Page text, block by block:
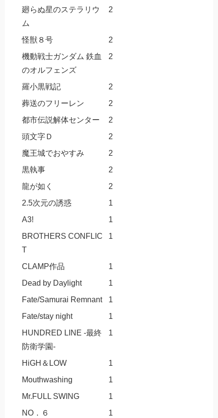
廻らぬ星のステラリウ
ム
2
怪獣８号
2
機動戦士ガンダム 鉄血
のオルフェンズ
2
羅小黒戦記
2
葬送のフリーレン
2
都市伝説解体センター
2
頭文字Ｄ
2
魔王城でおやすみ
2
黒執事
2
龍が如く
2
2.5次元の誘惑
1
A3!
1
BROTHERS CONFLIC
T
1
CLAMP作品
1
Dead by Daylight
1
Fate/Samurai Remnant
1
Fate/stay night
1
HUNDRED LINE -最終
防衛学園-
1
HiGH＆LOW
1
Mouthwashing
1
Mr.FULL SWING
1
NO．６
1